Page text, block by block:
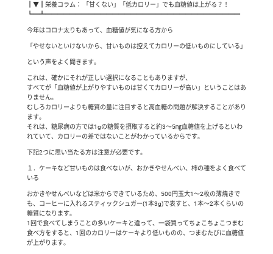
┃▼┃栄養コラム： 「甘くない」「低カロリー」でも血糖値は上がる？！
┗━┻━━━━━━━━━━━━━━━━━━━━━━━━━━━━━━━━
今年はコロナ太りもあって、血糖値が気になる方から
「やせないといけないから、甘いものは控えてカロリーの低いものにしている」
という声をよく聞きます。
これは、確かにそれが正しい選択になることもありますが、
すべてが「血糖値が上がりやすいものは甘くてカロリーが高い」ということはあ
りません。
むしろカロリーよりも糖質の量に注目すると高血糖の問題が解決することがあり
ます。
それは、糖尿病の方では1gの糖質を摂取すると約3～5㎎血糖値を上げるといわ
れていて、カロリーの差ではないことがわかっているからです。
下記2つに思い当たる方は注意が必要です。
１．ケーキなど甘いものは食べないが、おかきやせんべい、柿の種をよく食べて
いる
おかきやせんべいなどは米からできているため、500円玉大1～2枚の薄焼きで
も、コーヒーに入れるスティックシュガー(1本3g)で表すと、1本～2本くらいの
糖質になります。
1回で食べてしまうことの多いケーキと違って、一袋買ってちょこちょこつまむ
食べ方をすると、1回のカロリーはケーキより低いものの、つまむたびに血糖値
が上がります。